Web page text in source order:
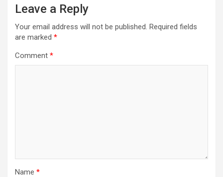
Leave a Reply
Your email address will not be published. Required fields
are marked *
Comment *
Name *